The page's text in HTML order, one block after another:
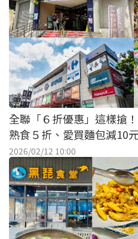
全聯「６折優惠」這樣搶
熟食５折、愛買麵包減10
2026/02/12 10:00